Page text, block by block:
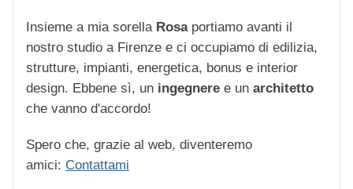
Insieme a mia sorella Rosaportiamo avanti il
nostro studio a Firenze e ci occupiamo di edilizia,
strutture, impianti, energetica, bonus e interior
design. Ebbene sì, un ingegnere e un architetto
che vanno d'accordo!
Spero che, grazie al web, diventeremo
amici: Contattami